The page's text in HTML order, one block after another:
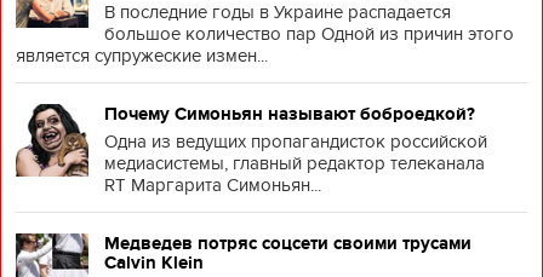
В последние годы в Украине распадается
большое количество пар Одной из причин этого
является супружеские измен...
Почему Симоньян называют боброедкой?
Одна из ведущих пропагандисток российской
медиасистемы, главный редактор телеканала
RT Маргарита Симоньян...
Медведев потряс соцсети своими трусами
Calvin Klein